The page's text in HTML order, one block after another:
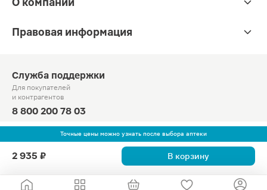
Точные цены можно узнать после выбора аптеки
2 935 ₽ В корзину
Правовая информация
Служба поддержки
Для покупателей
и контрагентов
8 800 200 78 03
Круглосуточно, звонок по России бесплатный
© Официальный сайт сети «Магнит».